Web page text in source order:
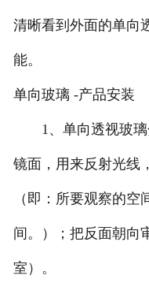
清晰看到外面的单向
能。
单向玻璃 -产品安装
1、单向透视玻璃
镜面，用来反射光线
（即：所要观察的
间。）；把反面朝向
室）。